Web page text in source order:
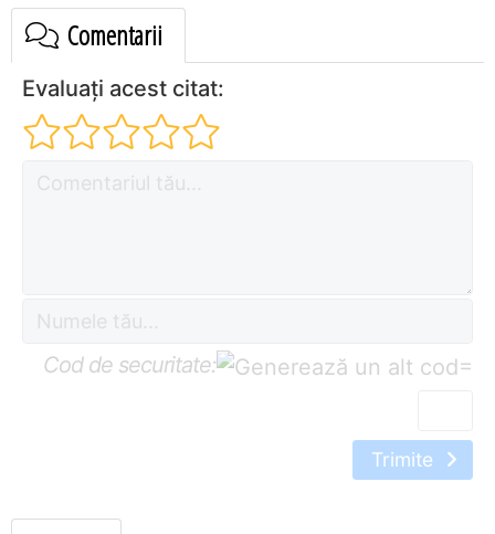
Comentarii
Evaluați acest citat:
Cod de securitate: =
Trimite